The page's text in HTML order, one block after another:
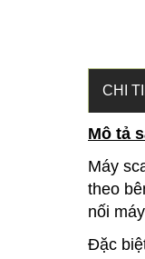
CHI
Mô tả
Máy
theo
nối
Đặc